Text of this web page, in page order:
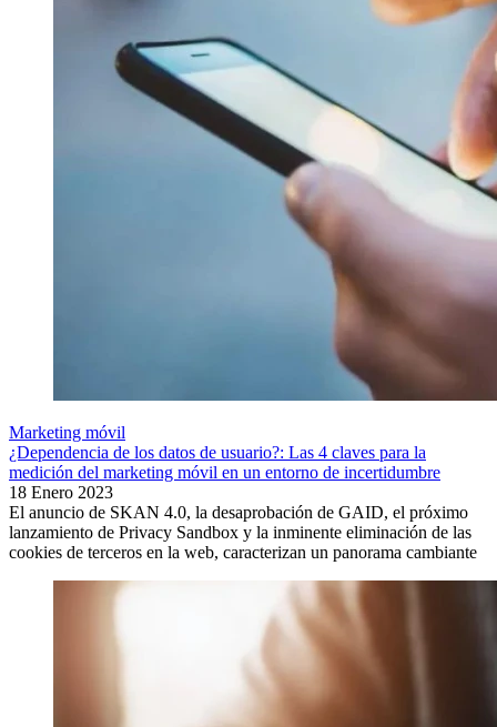
Marketing móvil
¿Dependencia de los datos de usuario?: Las 4 claves para la
medición del marketing móvil en un entorno de incertidumbre
18 Enero 2023
El anuncio de SKAN 4.0, la desaprobación de GAID, el próximo
lanzamiento de Privacy Sandbox y la inminente eliminación de las
cookies de terceros en la web, caracterizan un panorama cambiante